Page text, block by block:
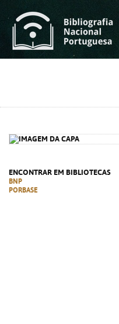
ENCONTRAR EM BIBLIOTECAS
BNP
PORBASE